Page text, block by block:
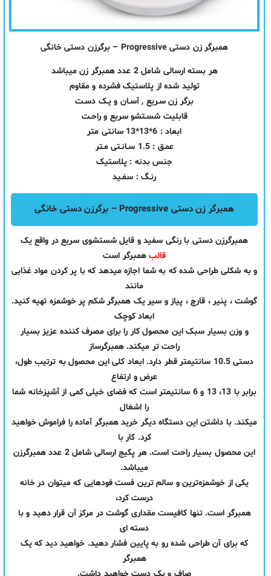
همبرگر زن دستی Progressive – برگرزن دستی خانگی
هر بسته ارسالی شامل 2 عدد همبرگر زن میباشد
تولید شده از پلاستیک فشرده و مقاوم
برگر زن سـریع , آسـان و یـک دسـت
قابلیت شسـتشو سریع و راحـت
ابعاد : 6*13*13 سانتی متر
عمـق : 1.5 سـانـتی مـتر
جنس بدنه : پلاستیک
رنـگ : سفـید
همبرگر زن دستی Progressive – برگرزن دستی خانگی
همبرگرزن دستی با رنگی سفید و قایل شستشوی سریع در واقع یک
قالب همبرگر است
و به شکلی طراحی شده که به شما اجازه میدهد که با پر کردن مواد غذایی
مانند
گوشت ، پنیر ، قارچ ، پیاز و سیر یک همبرگر شکم پر خوشمزه تهیه کنید.
ابعاد کوچک
و وزن بسیار سبک این محصول کار را برای مصرف کننده عزیز بسیار
راحت تر میکند. همبرگرساز
دستی 10.5 سانتیمتر قطر دارد. ابعاد کلی این محصول به ترتیب طول،
عرض و ارتفاع
برابر با 13، 13 و 6 سانتیمتر است که فضای خیلی کمی از آشپزخانه شما
را اشغال
میکند. با داشتن این دستگاه دیگر خرید همبرگر آماده را فراموش خواهید
کرد. کار با
این محصول بسیار راحت است. هر پکیج ارسالی شامل 2 عدد همبرگرزن
میباشد.
یکی از خوشمزه‌ترین و سالم‌ ترین فست فودهایی که میتوان در خانه
درست کرد،
همبرگر است. تنها کافیست مقداری گوشت در مرکز آن قرار دهید و با
دسته‌ ای
که برای آن طراحی شده رو به پایین فشار دهید. خواهید دید که یک
همبرگر